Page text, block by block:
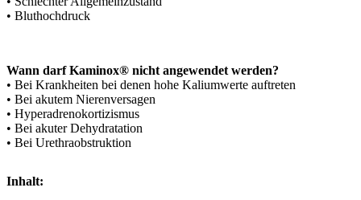
• Bluthochdruck
Wann darf Kaminox® nicht angewendet werden?
• Bei Krankheiten bei denen hohe Kaliumwerte auftreten
• Bei akutem Nierenversagen
• Hyperadrenokortizismus
• Bei akuter Dehydratation
• Bei Urethraobstruktion
Inhalt: